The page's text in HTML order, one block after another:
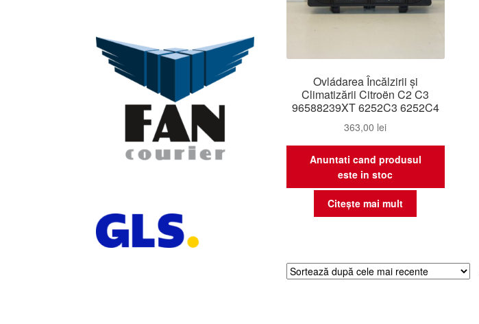
Ovládarea Încălzirii și
Climatizării Citroën C2 C3
96588239XT 6252C3 6252C4
363,00 lei
Anuntati cand produsul
este in stoc
Citește mai mult